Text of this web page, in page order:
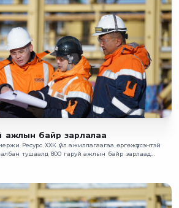
ажлын байр зарлалаа
Ресурс ХХК үйл ажиллагаагаа өргөжүүлсэнтэй
албан тушаалд 800 гаруй ажлын байр зарлаад